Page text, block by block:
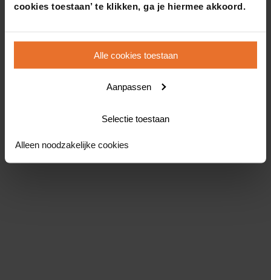
cookies toestaan’ te klikken, ga je hiermee akkoord.
Alle cookies toestaan
Aanpassen
Selectie toestaan
Alleen noodzakelijke cookies